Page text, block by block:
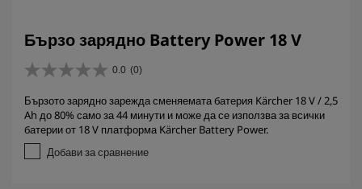
Бързо зарядно Battery Power 18 V
0.0 (0)
0
0
о
т
з
Бързото зарядно зарежда сменяемата батерия Kärcher 18 V / 2,5
Ah до 80% само за 44 минути и може да се използва за всички
батерии от 18 V платформа Kärcher Battery Power.
Добави за сравнение